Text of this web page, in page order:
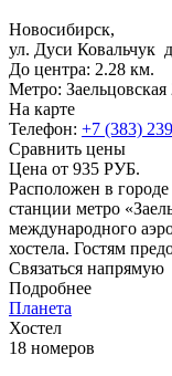
Новосибирск,
ул. Дуси Ковальчук
До центра: 2.28 км.
Метро: Заельцовская
На карте
Телефон: +7 (383)
Сравнить цены
Цена от 935 РУБ.
Расположен в
станции метро
международного
хостела. Гостям
Связаться напрямую
Подробнее
Планета
Хостел
18 номеров